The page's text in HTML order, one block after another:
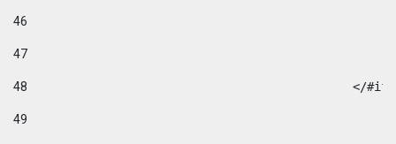
46
47
48
49